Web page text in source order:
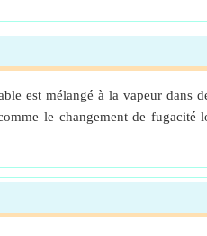
est mélangé à la vapeur dans
le changement de fugacité